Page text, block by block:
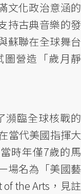
文化政治意涵的
持古典音樂的發
蘇聯在全球舞台
圖營造「歲月靜
瀕臨全球核戰的
當代美國指揮大
時年僅7歲的馬
場名為「美國藝
the Arts，見註